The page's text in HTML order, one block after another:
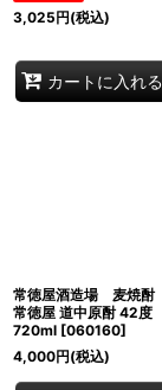
3,025円(税込)
カートに入れる
常徳屋酒造場 麦焼酎
常徳屋 道中原酎 42度
720ml [060160]
4,000円(税込)